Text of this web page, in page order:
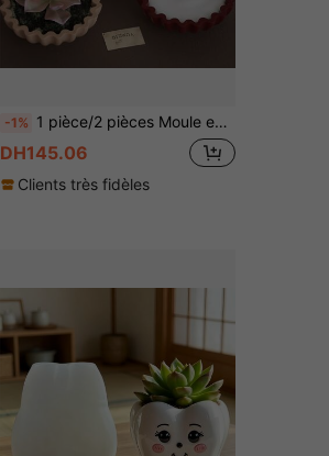
-1% 1 pièce/2 pièces Moule en silicone - Bol de rangement en forme de fleur, pot de fleur à rayures ondulées, tasse à bougie ronde, moule de conteneur en résine, moule en béton
DH145.06
Clients très fidèles